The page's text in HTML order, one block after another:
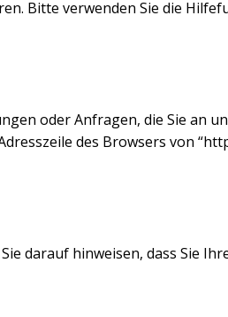
Bitte verwenden Sie die
oder Anfragen, die Sie an
des Browsers von
darauf hinweisen, dass Sie